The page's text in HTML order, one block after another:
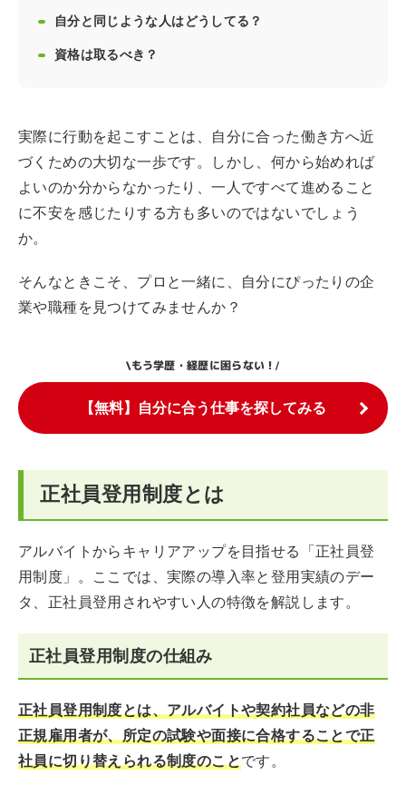
自分と同じような人はどうしてる？
資格は取るべき？
実際に行動を起こすことは、自分に合った働き方へ近
づくための大切な一歩です。しかし、何から始めれば
よいのか分からなかったり、一人ですべて進めること
に不安を感じたりする方も多いのではないでしょう
か。
そんなときこそ、プロと一緒に、自分にぴったりの企
業や職種を見つけてみませんか？
\もう学歴・経歴に困らない！/
【無料】自分に合う仕事を探してみる
正社員登用制度とは
アルバイトからキャリアアップを目指せる「正社員登
用制度」。ここでは、実際の導入率と登用実績のデー
タ、正社員登用されやすい人の特徴を解説します。
正社員登用制度の仕組み
正社員登用制度とは、アルバイトや契約社員などの非
正規雇用者が、所定の試験や面接に合格することで正
社員に切り替えられる制度のことです。